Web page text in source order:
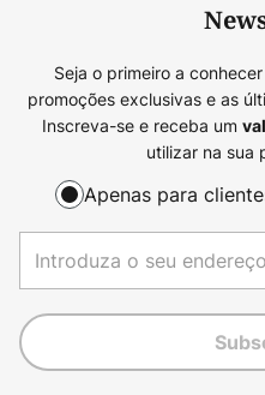
Seja o primeiro a
promoções exclusivas e as
Inscreva-se e receba um
utilizar na sua
Apenas para